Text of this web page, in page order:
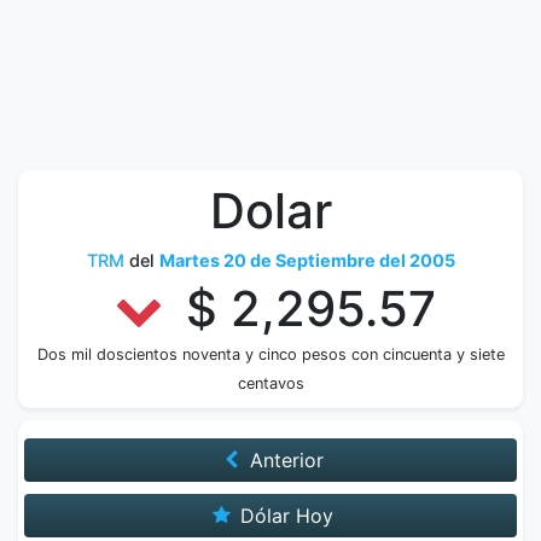
Dolar
TRM del Martes 20 de Septiembre del 2005
$ 2,295.57
Dos mil doscientos noventa y cinco pesos con cincuenta y siete
centavos
Anterior
Dólar Hoy